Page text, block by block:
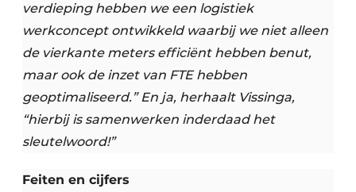
verdieping hebben we een logistiek
werkconcept ontwikkeld waarbij we niet alleen
de vierkante meters efficiënt hebben benut,
maar ook de inzet van FTE hebben
geoptimaliseerd.” En ja, herhaalt Vissinga,
“hierbij is samenwerken inderdaad het
sleutelwoord!”
Feiten en cijfers